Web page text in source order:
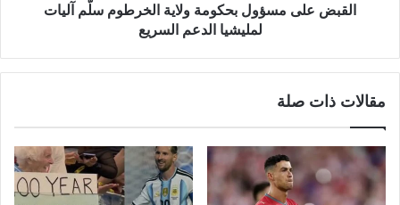
القبض على مسؤول بحكومة ولاية الخرطوم سلّم آليات
لمليشيا الدعم السريع
مقالات ذات صلة